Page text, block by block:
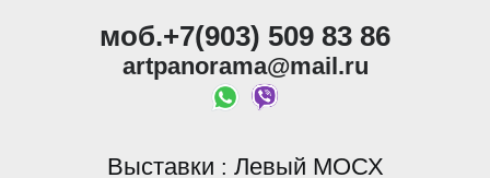
моб.+7(903) 509 83 86
artpanorama@mail.ru
Выставки : Левый МОСХ